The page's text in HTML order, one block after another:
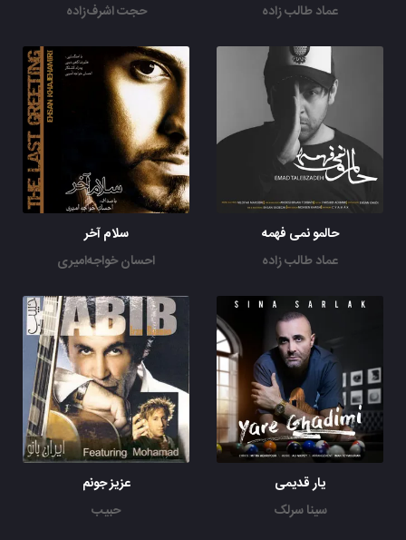
عماد طالب زاده
حجت اشرف‌زاده
حالمو نمی فهمه
عماد طالب زاده
سلام آخر
احسان خواجه‌امیری
یار قدیمی
سینا سرلک
عزیز جونم
حبیب